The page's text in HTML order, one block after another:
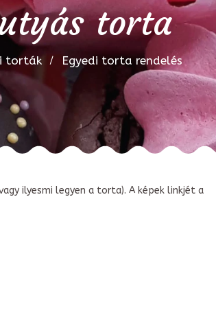
torta
torták Egyedi torta rendelés
ilyesmi legyen a torta). A képek linkjét a